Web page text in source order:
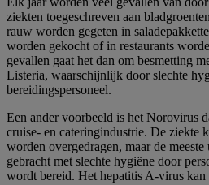
ziekten toegeschreven aan
rauw worden gegeten in
worden gekocht of in restaurants
gevallen gaat het dan om besmetting
Listeria, waarschijnlijk door slechte
bereidingspersoneel.
Een ander voorbeeld is het Norovirus
cruise- en cateringindustrie. De ziekte
worden overgedragen, maar de
gebracht met slechte hygiëne door
wordt bereid. Het hepatitis A-virus